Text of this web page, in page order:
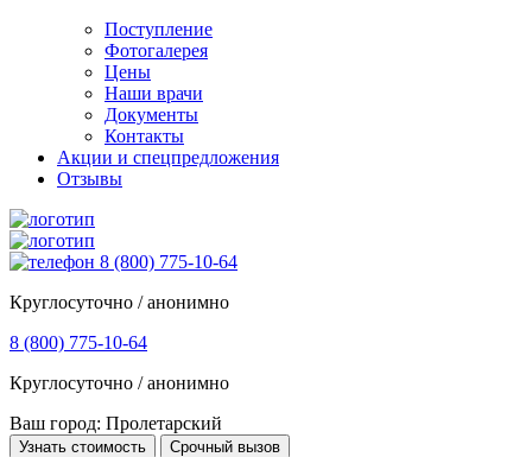
Поступление
Фотогалерея
Цены
Наши врачи
Документы
Контакты
Акции и спецпредложения
Отзывы
8 (800) 775-10-64
Круглосуточно / анонимно
8 (800) 775-10-64
Круглосуточно / анонимно
Ваш город: Пролетарский
Узнать стоимость Срочный вызов